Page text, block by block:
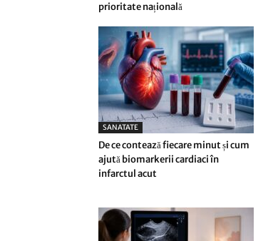
prioritate națională
SANATATE
De ce contează fiecare minut și cum
ajută biomarkerii cardiaci în
infarctul acut